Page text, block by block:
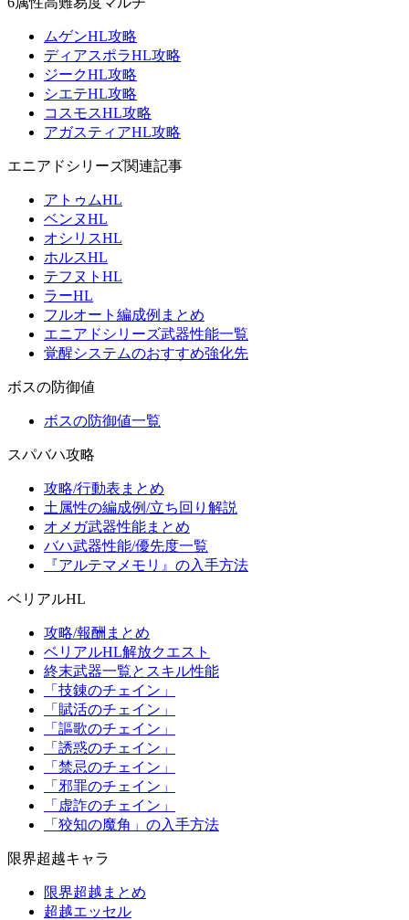
ムゲンHL攻略
ディアスポラHL攻略
ジークHL攻略
シエテHL攻略
コスモスHL攻略
アガスティアHL攻略
エニアドシリーズ関連記事
アトゥムHL
ベンヌHL
オシリスHL
ホルスHL
テフヌトHL
ラーHL
フルオート編成例まとめ
エニアドシリーズ武器性能一覧
覚醒システムのおすすめ強化先
ボスの防御値
ボスの防御値一覧
スパバハ攻略
攻略/行動表まとめ
土属性の編成例/立ち回り解説
オメガ武器性能まとめ
バハ武器性能/優先度一覧
『アルテマメモリ』の入手方法
ベリアルHL
攻略/報酬まとめ
ベリアルHL解放クエスト
終末武器一覧とスキル性能
「技錬のチェイン」
「賦活のチェイン」
「謳歌のチェイン」
「誘惑のチェイン」
「禁忌のチェイン」
「邪罪のチェイン」
「虚詐のチェイン」
「狡知の魔角」の入手方法
限界超越キャラ
限界超越まとめ
超越エッセル